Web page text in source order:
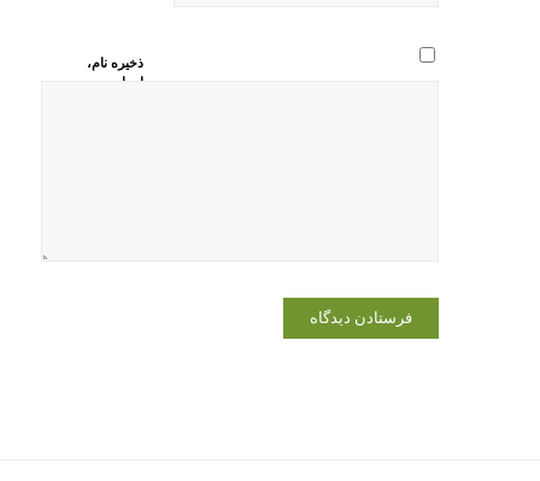
ذخیره نام،
ایمیل و